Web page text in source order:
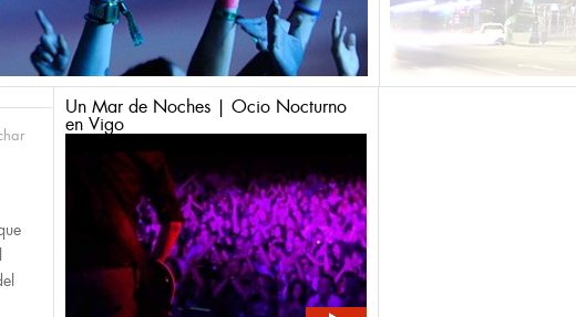
Un Mar de Noches | Ocio Nocturno
en Vigo